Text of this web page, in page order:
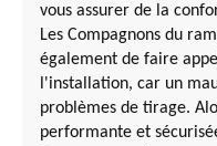
vous assurer de la
Les Compagnons du
également de faire
l'installation, car un
problèmes de tirage.
performante et